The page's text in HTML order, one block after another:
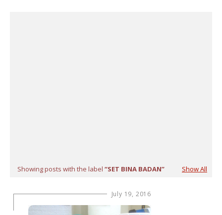
Showing posts with the label SET BINA BADAN Show All
July 19, 2016